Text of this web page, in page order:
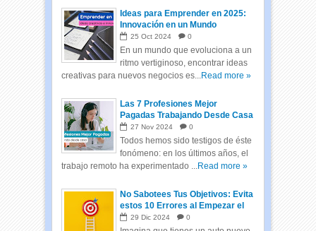
Ideas para Emprender en 2025:
Innovación en un Mundo
Cambiante
25 Oct 2024 0
En un mundo que evoluciona a un
ritmo vertiginoso, encontrar ideas
creativas para nuevos negocios es... Read more »
Las 7 Profesiones Mejor
Pagadas Trabajando Desde Casa
27 Nov 2024 0
Todos hemos sido testigos de éste
fonómeno: en los últimos años, el
trabajo remoto ha experimentado ... Read more »
No Sabotees Tus Objetivos: Evita
estos 10 Errores al Empezar el
Año
29 Dic 2024 0